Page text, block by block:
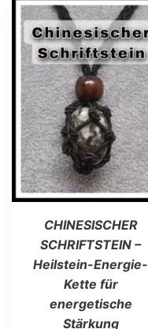
CHINESISCHER
SCHRIFTSTEIN –
Heilstein-Energie-
Kette für
energetische
Stärkung